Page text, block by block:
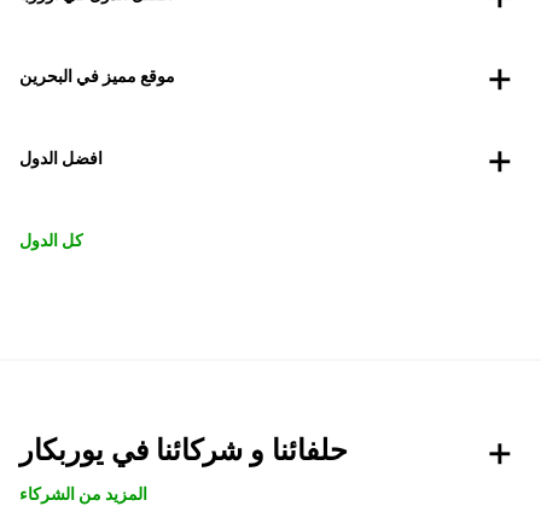
موقع مميز في البحرين
افضل الدول
كل الدول
حلفائنا و شركائنا في يوربكار
المزيد من الشركاء